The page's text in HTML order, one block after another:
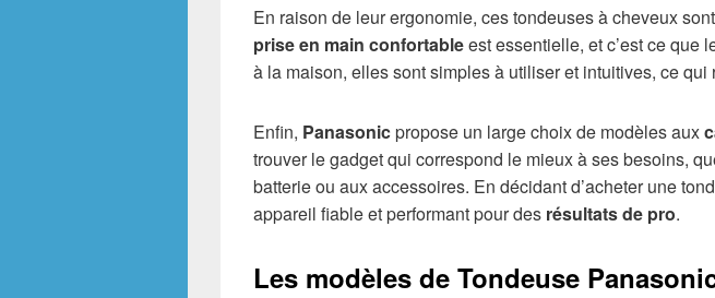
En raison de leur ergonomie, ces tondeuses à cheveux
prise en main confortableest essentielle, et c’est ce que
à la maison, elles sont simples à utiliser et intuitives, ce
Enfin, Panasonicpropose un large choix de modèles aux
trouver le gadget qui correspond le mieux à ses besoins,
batterie ou aux accessoires. En décidant d’acheter une
appareil fiable et performant pour des résultats de pro.
Les modèles de Tondeuse